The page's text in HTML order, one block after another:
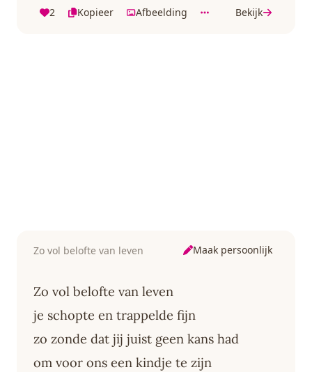
2 Kopieer Afbeelding Bekijk
Zo vol belofte van leven Maak persoonlijk
Zo vol belofte van leven
je schopte en trappelde fijn
zo zonde dat jij juist geen kans had
om voor ons een kindje te zijn